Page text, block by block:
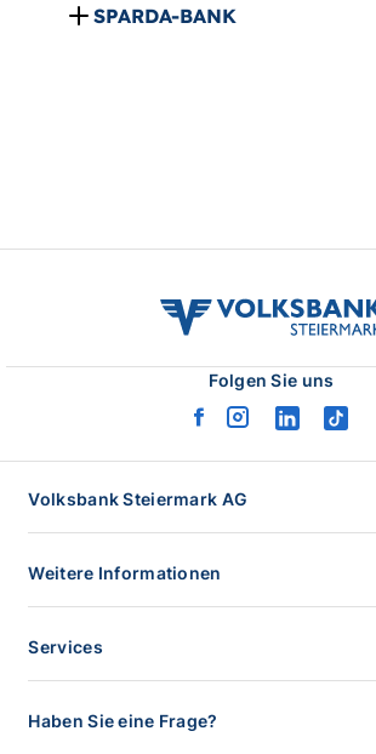
SPARDA-BANK
volksbank
stmk
Folgen Sie uns
facebook
instagram
linkedintiktok
Volksbank Steiermark AG
Weitere Informationen
Services
Haben Sie eine Frage?